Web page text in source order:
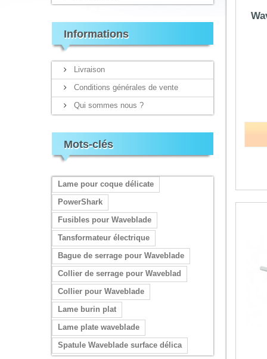
Informations
Livraison
Conditions générales de vente
Qui sommes nous ?
Mots-clés
Lame pour coque délicate
PowerShark
Fusibles pour Waveblade
Tansformateur électrique
Bague de serrage pour Waveblade
Collier de serrage pour Waveblad
Collier pour Waveblade
Lame burin plat
Lame plate waveblade
Spatule Waveblade surface délica